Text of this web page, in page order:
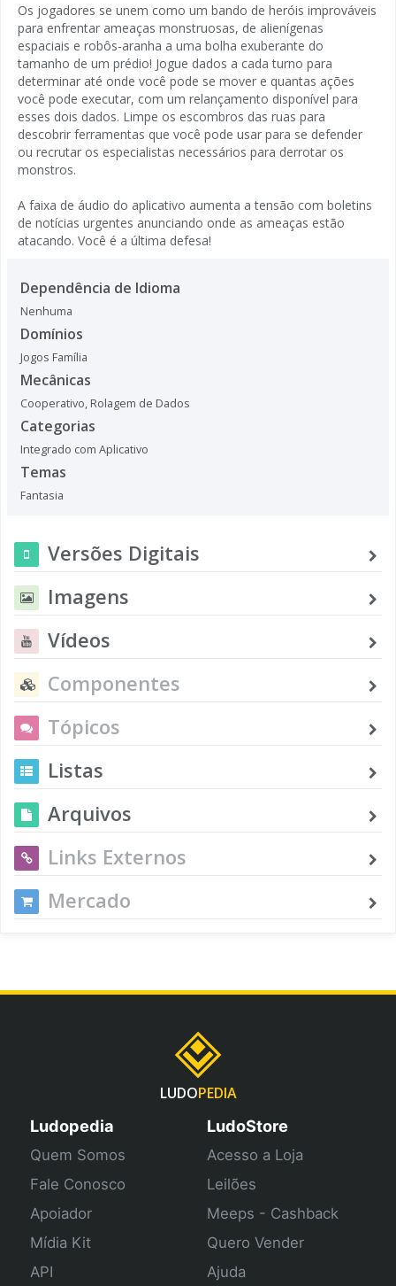
Os jogadores se unem como um bando de heróis improváveis
​​para enfrentar ameaças monstruosas, de alienígenas
espaciais e robôs-aranha a uma bolha exuberante do
tamanho de um prédio! Jogue dados a cada turno para
determinar até onde você pode se mover e quantas ações
você pode executar, com um relançamento disponível para
esses dois dados. Limpe os escombros das ruas para
descobrir ferramentas que você pode usar para se defender
ou recrutar os especialistas necessários para derrotar os
monstros.
A faixa de áudio do aplicativo aumenta a tensão com boletins
de notícias urgentes anunciando onde as ameaças estão
atacando. Você é a última defesa!
Dependência de Idioma
Nenhuma
Domínios
Jogos Família
Mecânicas
Cooperativo, Rolagem de Dados
Categorias
Integrado com Aplicativo
Temas
Fantasia
Versões Digitais
Imagens
Vídeos
Componentes
Tópicos
Listas
Arquivos
Links Externos
Mercado
LUDOPEDIA
Ludopedia
Quem Somos
Fale Conosco
Apoiador
Mídia Kit
API
LudoStore
Acesso a Loja
Leilões
Meeps - Cashback
Quero Vender
Ajuda